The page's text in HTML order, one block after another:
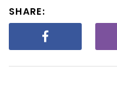
SHARE: